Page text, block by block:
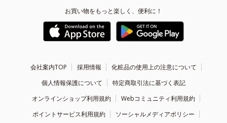
お買い物をもっと楽しく、便利に！
会社案内TOP 採用情報
化粧品の使用上の注意について
個人情報保護について
特定商取引法に基づく表記
オンラインショップ利用規約
Webコミュニティ利用規約
ポイントサービス利用規約
ソーシャルメディアポリシー